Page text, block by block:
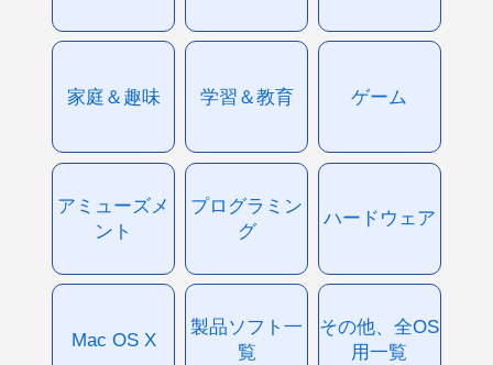
家庭＆趣味 学習＆教育 ゲーム
アミューズメ
ント
プログラミン
グ
ハードウェア
Mac OS X
製品ソフト一
覧
その他、全OS
用一覧